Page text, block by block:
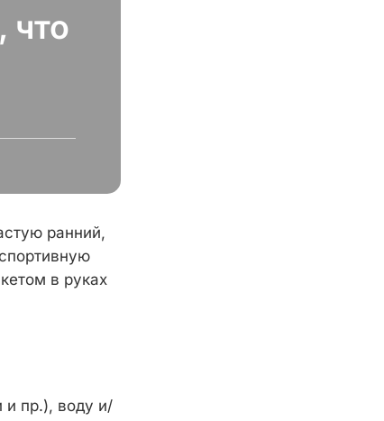
что
ранний,
в руках
и пр.), воду и/